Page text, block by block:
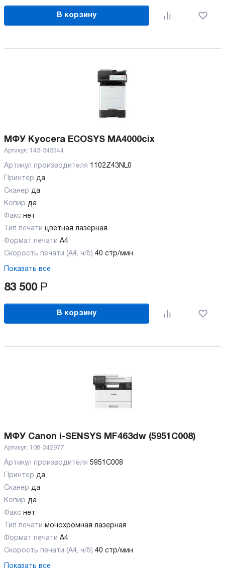
В корзину
МФУ Kyocera ECOSYS MA4000cix
Артикул: 143-343544
Артикул производителя 1102Z43NL0
Принтер да
Сканер да
Копир да
Факс нет
Тип печати цветная лазерная
Формат печати A4
Скорость печати (А4, ч/б) 40 стр/мин
Показать все
83 500 Р
В корзину
МФУ Canon i-SENSYS MF463dw (5951C008)
Артикул: 108-342977
Артикул производителя 5951C008
Принтер да
Сканер да
Копир да
Факс нет
Тип печати монохромная лазерная
Формат печати A4
Скорость печати (А4, ч/б) 40 стр/мин
Показать все